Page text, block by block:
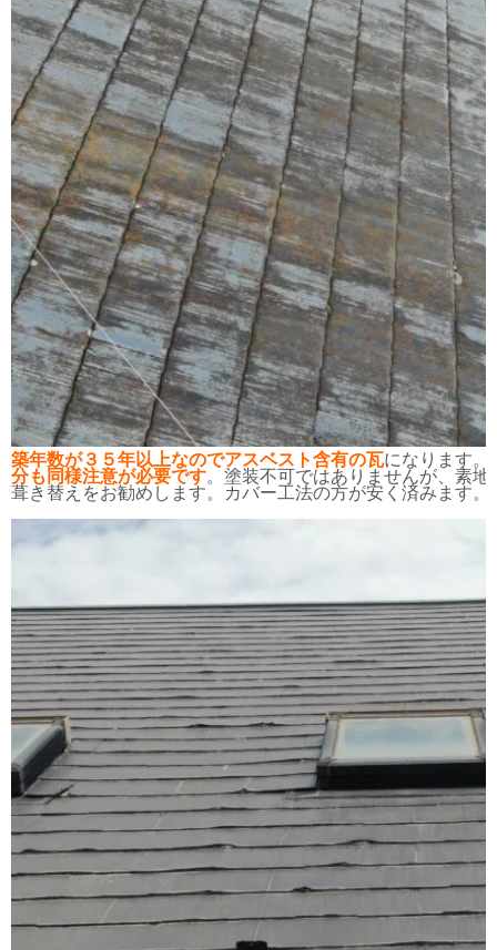
築年数が３５年以上なのでアスベスト含有の瓦になります。
分も同様注意が必要です。塗装不可ではありませんが、素
葺き替えをお勧めします。カバー工法の方が安く済みます。